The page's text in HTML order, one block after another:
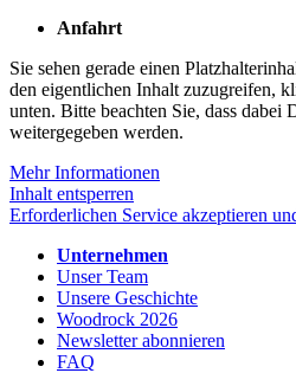
Anfahrt
Sie sehen gerade einen
den eigentlichen Inhalt zuzugreifen,
unten. Bitte beachten Sie, dass dabei
weitergegeben werden.
Mehr Informationen
Inhalt entsperren
Erforderlichen Service akzeptieren
Unternehmen
Unser Team
Unsere Geschichte
Woodrock 2026
Newsletter abonnieren
FAQ